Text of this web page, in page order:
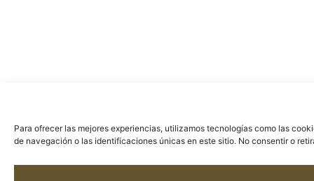
Para ofrecer las mejores experiencias, utilizamos tecnologías como las
de navegación o las identificaciones únicas en este sitio. No consentir o